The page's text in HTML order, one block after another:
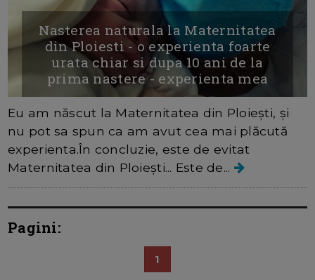
Nasterea naturala la Maternitatea
din Ploiesti - o experienta foarte
urata chiar si dupa 10 ani de la
prima nastere - experienta mea
Eu am născut la Maternitatea din Ploiești, și
nu pot sa spun ca am avut cea mai plăcută
experienta.În concluzie, este de evitat
Maternitatea din Ploiești... Este de...
Pagini:
1